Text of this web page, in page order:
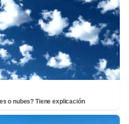
o nubes? Tiene explicación